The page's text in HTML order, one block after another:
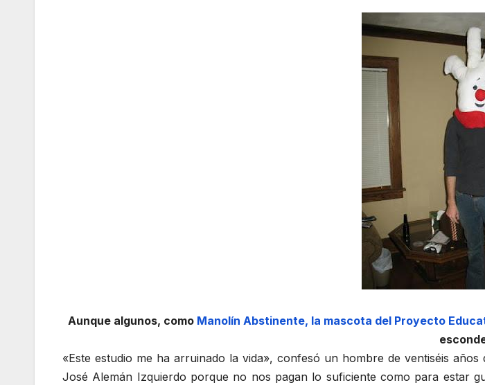
Aunque algunos, como Manolín Abstinente, la mascota del Proyecto
«Este estudio me ha arruinado la vida», confesó un hombre de ventiséis
José Alemán Izquierdo porque no nos pagan lo suficiente como para estar